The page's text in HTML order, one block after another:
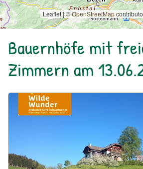
Leaflet | ©OpenStreetMap
Bauernhöfe mit
Zimmern am
Urlaub am Bauernhof: Bio